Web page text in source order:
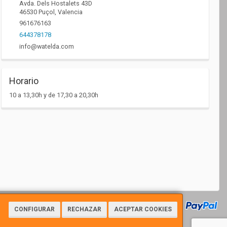
CONFIGURAR RECHAZAR ACEPTAR COOKIES
Avda. Dels Hostalets 43D
46530 Puçol , Valencia
961676163
644378178
info@watelda.com
Horario
10 a 13,30h y de 17,30 a 20,30h